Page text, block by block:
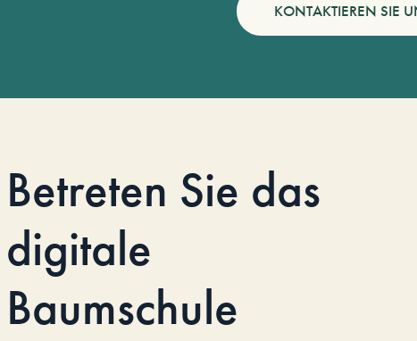
KONTAKTIEREN SIE
Betreten Sie das
digitale
Baumschule